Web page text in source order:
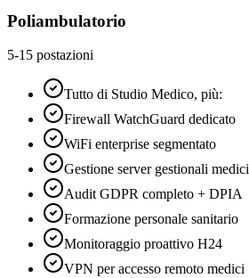
Poliambulatorio
5-15 postazioni
Tutto di Studio Medico, più:
Firewall WatchGuard dedicato
WiFi enterprise segmentato
Gestione server gestionali medici
Audit GDPR completo + DPIA
Formazione personale sanitario
Monitoraggio proattivo H24
VPN per accesso remoto medici